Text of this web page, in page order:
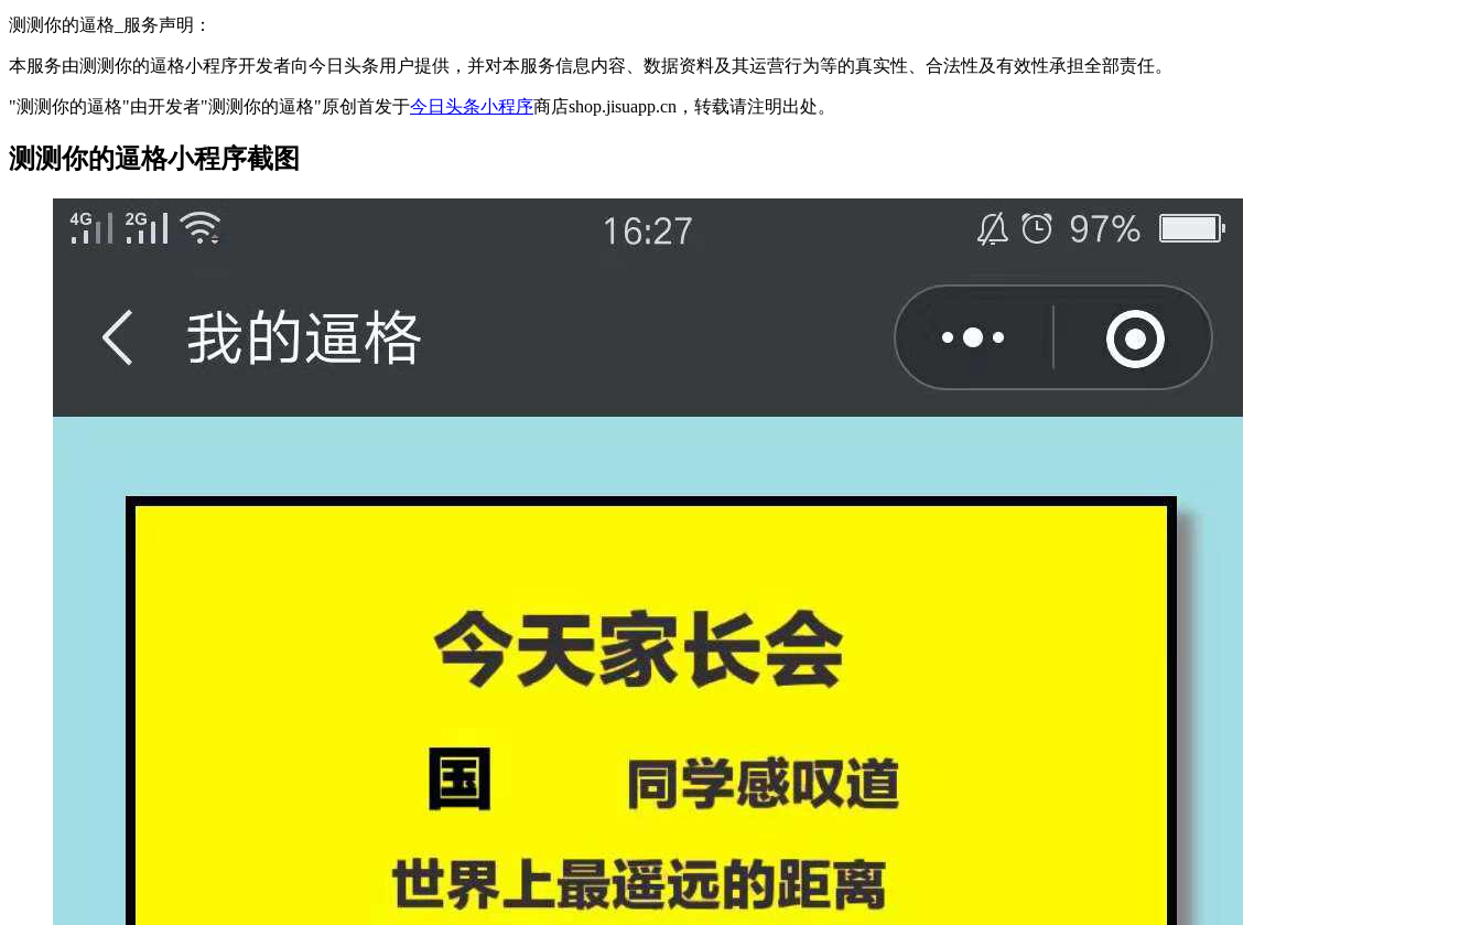
测测你的逼格_服务声明：
本服务由测测你的逼格小程序开发者向今日头条用户提供，并对本服务信息内容、数据资料及其运营行为等的真实性、合法性及有效性承担全部责任。
"测测你的逼格"由开发者"测测你的逼格"原创首发于今日头条小程序商店shop.jisuapp.cn，转载请注明出处。
测测你的逼格小程序截图